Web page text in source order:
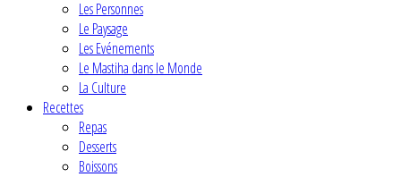
Les Personnes
Le Paysage
Les Evénements
Le Mastiha dans le Monde
La Culture
Recettes
Repas
Desserts
Boissons